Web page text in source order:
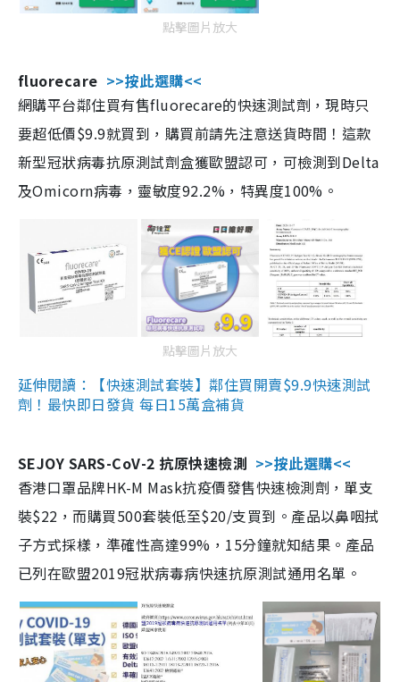
點擊圖片放大
fluorecare >>按此選購<<
網購平台鄰住買有售fluorecare的快速測試劑，現時只
要超低價$9.9就買到，購買前請先注意送貨時間！這款
新型冠狀病毒抗原測試劑盒獲歐盟認可，可檢測到Delta
及Omicorn病毒，靈敏度92.2%，特異度100%。
點擊圖片放大
延伸閱讀：【快速測試套裝】鄰住買開賣$9.9快速測試
劑！最快即日發貨 每日15萬盒補貨
SEJOY SARS-CoV-2 抗原快速檢測 >>按此選購<<
香港口罩品牌HK-M Mask抗疫價發售快速檢測劑，單支
裝$22，而購買500套裝低至$20/支買到。產品以鼻咽拭
子方式採樣，準確性高達99%，15分鐘就知結果。產品
已列在歐盟2019冠狀病毒病快速抗原測試通用名單。